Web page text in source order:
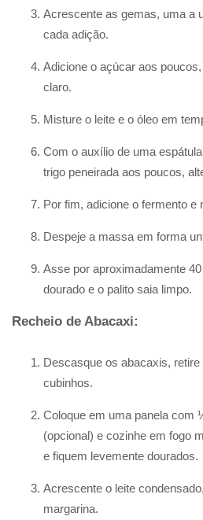
Acrescente as gemas, uma a
cada adição.
Adicione o açúcar aos
claro.
Misture o leite e o óleo em
Com o auxílio de uma
trigo peneirada aos poucos,
Por fim, adicione o fermento e
Despeje a massa em forma
Asse por aproximadamente
dourado e o palito saia limpo.
Recheio de Abacaxi:
Descasque os abacaxis,
cubinhos.
Coloque em uma panela com
(opcional) e cozinhe em fogo
e fiquem levemente dourados.
Acrescente o leite
margarina.